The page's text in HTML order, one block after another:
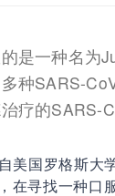
是一种名为
种SARS-
疗的SARS-
美国罗格斯大
在寻找一种口